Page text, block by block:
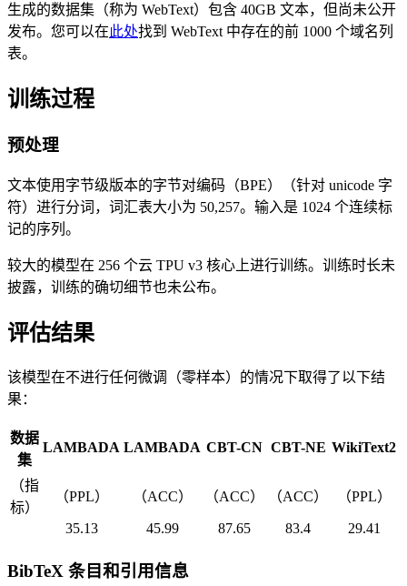
生成的数据集（称为 WebText）包含 40GB 文本，但尚未公开
发布。您可以在此处找到 WebText 中存在的前 1000 个域名列
表。
训练过程
预处理
文本使用字节级版本的字节对编码（BPE）（针对 unicode 字
符）进行分词，词汇表大小为 50,257。输入是 1024 个连续标
记的序列。
较大的模型在 256 个云 TPU v3 核心上进行训练。训练时长未
披露，训练的确切细节也未公布。
评估结果
该模型在不进行任何微调（零样本）的情况下取得了以下结
果：
数据
集
LAMBADA LAMBADA CBT-CN CBT-NE WikiText2
（指
标）
（PPL） （ACC） （ACC） （ACC） （PPL）
35.13 45.99 87.65 83.4 29.41
BibTeX 条目和引用信息